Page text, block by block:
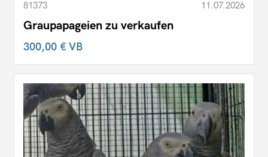
81373 11.07.2026
Graupapageien zu verkaufen
300,00 €VB